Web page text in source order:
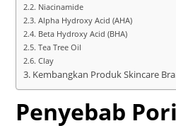
Niacinamide
Alpha Hydroxy Acid (AHA)
Beta Hydroxy Acid (BHA)
Tea Tree Oil
Clay
Kembangkan Produk Skincare
Penyebab